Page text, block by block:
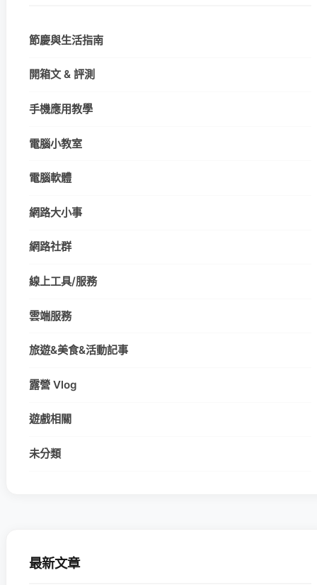
節慶與生活指南
開箱文 & 評測
手機應用教學
電腦小教室
電腦軟體
網路大小事
網路社群
線上工具/服務
雲端服務
旅遊&美食&活動記事
露營 Vlog
遊戲相關
未分類
最新文章